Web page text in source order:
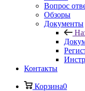
Вопрос
Обзоры
Документы
Контакты
Корзина0